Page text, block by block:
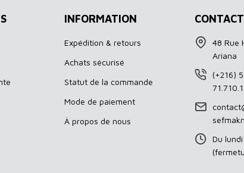
INFORMATION
Expédition & retours
Achats sécurisé
Statut de la commande
Mode de paiement
À propos de nous
48 Rue
Ariana
(+216)
Du